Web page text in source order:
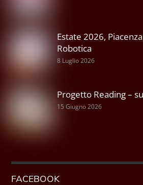
Estate 2026,
Robotica
8 Luglio 2026
Progetto Reading –
15 Giugno 2026
FACEBOOK